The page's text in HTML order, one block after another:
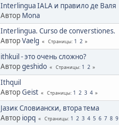
Interlingua IALA и правило де Валя
Автор Mona
Interlingua. Curso de converstiones.
АвторVaelg Страницы 1 2
ithkuil - это очень сложно?
Авторgeshido Страницы 1 2
Ithquil
АвторGeist Страницы 1 2 3 4
Jазик Словиански, втора тема
Автор iopq Страницы 1 2 3 4 5 6 7 8 9